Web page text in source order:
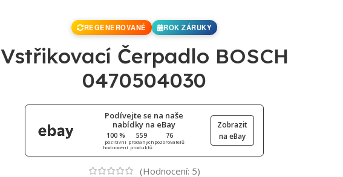
REGENEROVANÉ ROK ZÁRUKY
Vstřikovací Čerpadlo BOSCH
0470504030
Podívejte se na naše
nabídky na eBay
100 %
pozitivní
hodnocení
559
prodaných
produktů
76
pozorovatelů
Zobrazit
na eBay
(Hodnocení: 5)